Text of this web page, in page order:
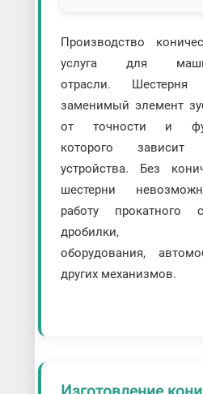
Производство
услуга для
отрасли.
заменимый элемент
от точности и
которого зависит
устройства. Без
шестерни
работу прокатного
дробилки,
оборудования,
других механизмов.